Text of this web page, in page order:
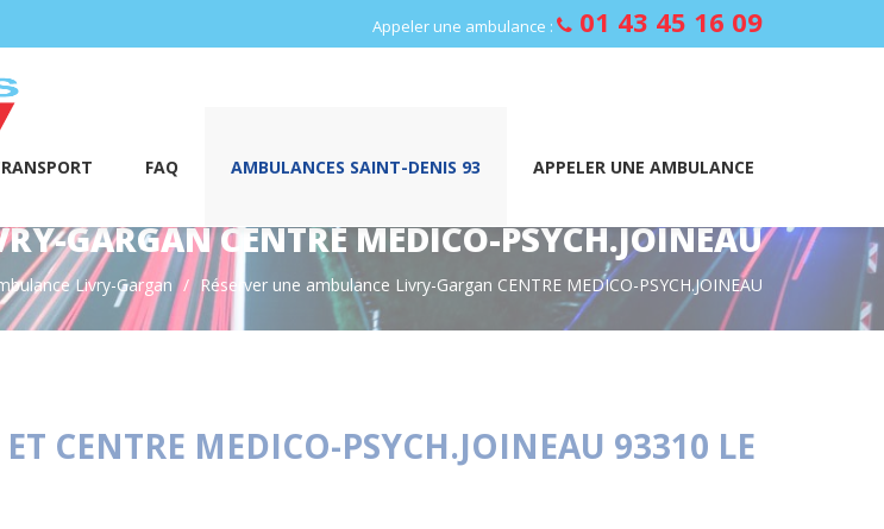
Appeler une ambulance : 01 43 45 16 09
FAQ AMBULANCES SAINT-DENIS 93 APPELER UNE AMBULANCE
GARGAN CENTRE MEDICO-PSYCH.JOINEAU
Livry-Gargan Réserver une ambulance Livry-Gargan CENTRE MEDICO-PSYCH.JOINEAU
CENTRE MEDICO-PSYCH.JOINEAU 93310 LE